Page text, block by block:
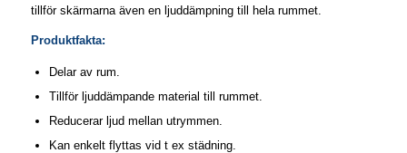
tillför skärmarna även en ljuddämpning till hela rummet.
Produktfakta:
Delar av rum.
Tillför ljuddämpande material till rummet.
Reducerar ljud mellan utrymmen.
Kan enkelt flyttas vid t ex städning.